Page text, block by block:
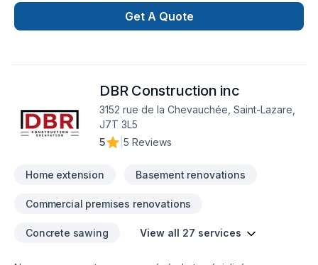
Get A Quote
DBR Construction inc
3152 rue de la Chevauchée, Saint-Lazare,
J7T 3L5
5
5 Reviews
Home extension Basement renovations
Commercial premises renovations
Concrete sawing View all 27 services